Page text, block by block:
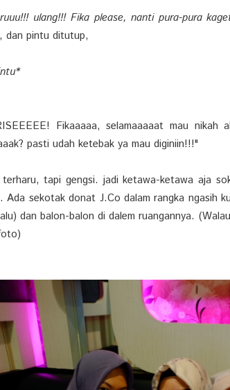
ulang!!! Fika please, nanti pura-pura
dan pintu ditutup,
Fikaaaaa, selamaaaaat mau nikah
pasti udah ketebak ya mau diginiin!!!"
terharu, tapi gengsi. jadi ketawa-ketawa aja
Ada sekotak donat J.Co dalam rangka ngasih
dan balon-balon di dalem ruangannya.